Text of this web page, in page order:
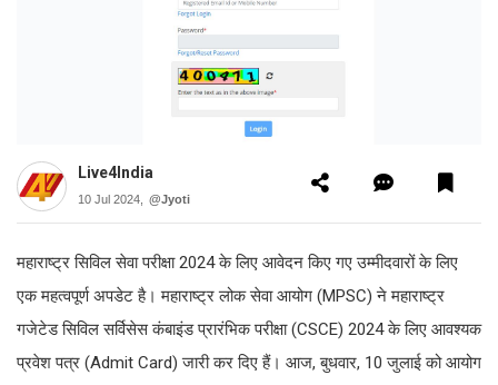
Live4India
10 Jul 2024, @Jyoti
महाराष्ट्र सिविल सेवा परीक्षा 2024 के लिए आवेदन किए गए उम्मीदवारों के लिए
एक महत्वपूर्ण अपडेट है। महाराष्ट्र लोक सेवा आयोग (MPSC) ने महाराष्ट्र
गजेटेड सिविल सर्विसेस कंबाइंड प्रारंभिक परीक्षा (CSCE) 2024 के लिए आवश्यक
प्रवेश पत्र (Admit Card) जारी कर दिए हैं। आज, बुधवार, 10 जुलाई को आयोग